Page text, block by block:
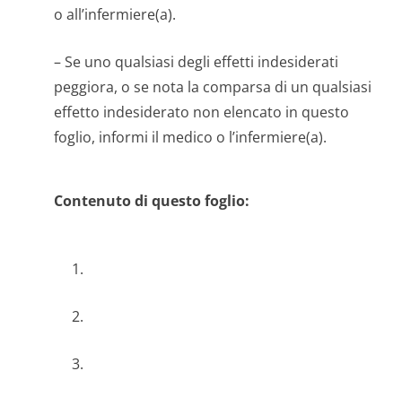
o all’infermi­ere(a).
– Se uno qualsiasi degli effetti indesiderati
peggiora, o se nota la comparsa di un qualsiasi
effetto indesiderato non elencato in questo
foglio, informi il medico o l’infermiere(a).
Contenuto di questo foglio:
1.
2.
3.